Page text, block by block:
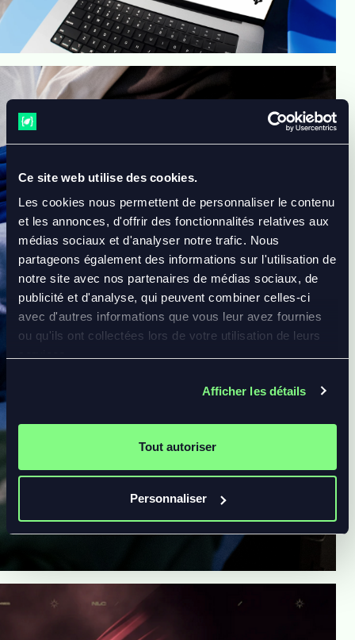
Ce site web utilise des cookies.
Les cookies nous permettent de personnaliser le contenu
et les annonces, d'offrir des fonctionnalités relatives aux
médias sociaux et d'analyser notre trafic. Nous
partageons également des informations sur l'utilisation de
notre site avec nos partenaires de médias sociaux, de
publicité et d'analyse, qui peuvent combiner celles-ci
avec d'autres informations que vous leur avez fournies
ou qu'ils ont collectées lors de votre utilisation de leurs
Afficher les détails
Tout autoriser
Personnaliser